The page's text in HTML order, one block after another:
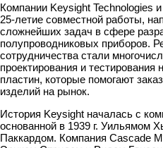
Компании Keysight Technologies
25-летие совместной работы,
сложнейших задач в сфере
полупроводниковых приборов.
сотрудничества стали
проектирования и
пластин, которые помогают
изделий на рынок.
История Keysight началась с
основанной в 1939 г. Уильямом
Паккардом. Компания Cascade